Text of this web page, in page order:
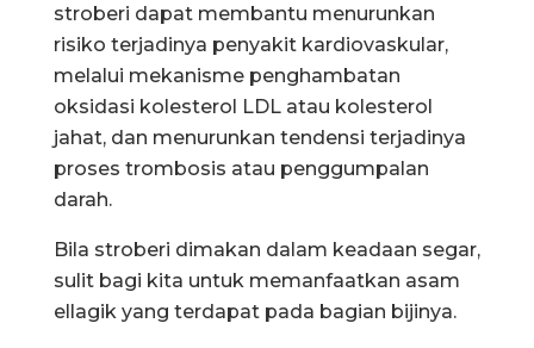
stroberi dapat membantu menurunkan
risiko terjadinya penyakit kardiovaskular,
melalui mekanisme penghambatan
oksidasi kolesterol LDL atau kolesterol
jahat, dan menurunkan tendensi terjadinya
proses trombosis atau penggumpalan
darah.
Bila stroberi dimakan dalam keadaan segar,
sulit bagi kita untuk memanfaatkan asam
ellagik yang terdapat pada bagian bijinya.